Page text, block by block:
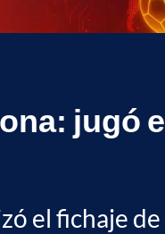
jugó
el fichaje